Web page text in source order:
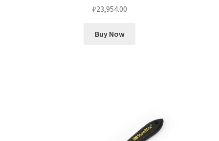
₽23,954.00
Buy Now